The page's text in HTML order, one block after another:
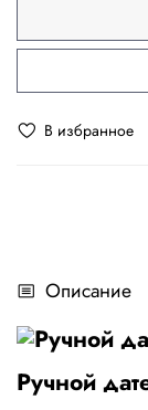
В избранное
Описание
Ручной